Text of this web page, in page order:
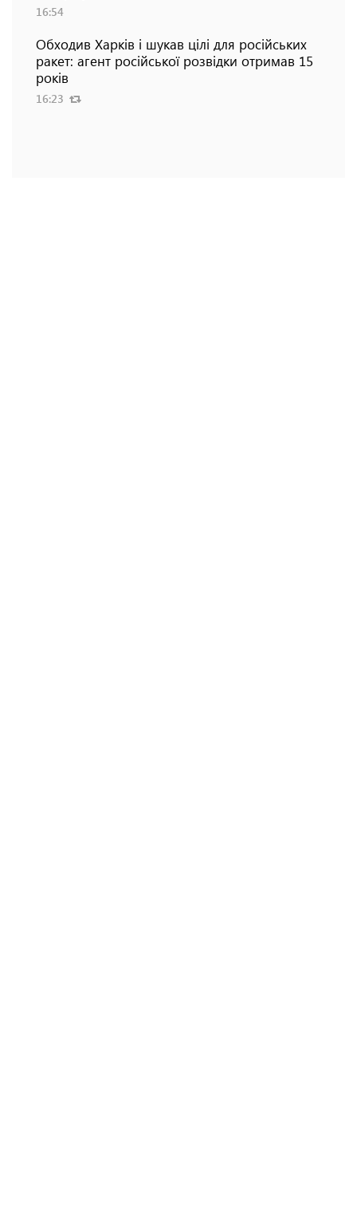
16:54
Обходив Харків і шукав цілі для російських
ракет: агент російської розвідки отримав 15
років
16:23